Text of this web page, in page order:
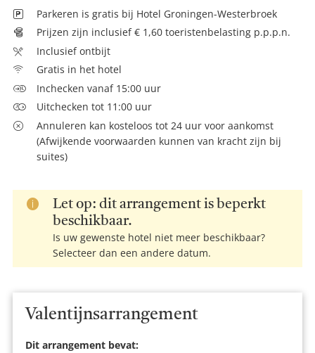
Parkeren is gratis bij Hotel Groningen-Westerbroek
Prijzen zijn inclusief € 1,60 toeristenbelasting p.p.p.n.
Inclusief ontbijt
Gratis in het hotel
Inchecken vanaf 15:00 uur
Uitchecken tot 11:00 uur
Annuleren kan kosteloos tot 24 uur voor aankomst
(Afwijkende voorwaarden kunnen van kracht zijn bij
suites)
Let op: dit arrangement is beperkt
beschikbaar.
Is uw gewenste hotel niet meer beschikbaar?
Selecteer dan een andere datum.
Valentijnsarrangement
Dit arrangement bevat: